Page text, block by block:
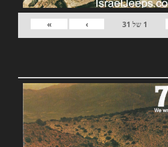
1 של 31
›
»